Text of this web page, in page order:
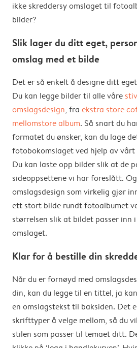
ikke skreddersy omslaget til
bilder?
Slik lager du ditt eget,
omslag med et bilde
Det er så enkelt å designe ditt
Du kan legge bilder til alle våre
omslagsdesign, fra ekstra store
mellomstore album. Så snart du
formatet du ønsker, kan du lage
fotobokomslaget ved hjelp av
Du kan laste opp bilder slik at de
sideoppsettene vi har foreslått.
omslagsdesign som virkelig gjør
ett stort bilde rundt fotoalbumet
størrelsen slik at bildet passer inn
omslaget.
Klar for å bestille din
Når du er fornøyd med
din, kan du legge til en tittel, ja
en omslagstekst til baksiden. Det
skrifttyper å velge mellom, så du
stilen som passer til temaet ditt.